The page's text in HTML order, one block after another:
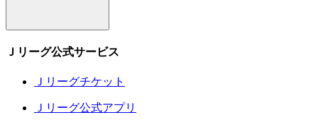
Ｊリーグ公式サービス
Ｊリーグチケット
Ｊリーグ公式アプリ